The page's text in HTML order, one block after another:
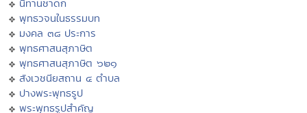
นิทานชาดก
พุทธวจนในธรรมบท
มงคล ๓๘ ประการ
พุทธศาสนสุภาษิต
พุทธศาสนสุภาษิต ๖๒๑
สังเวชนียสถาน ๔ ตำบล
ปางพระพุทธรูป
พระพุทธรูปสำคัญ